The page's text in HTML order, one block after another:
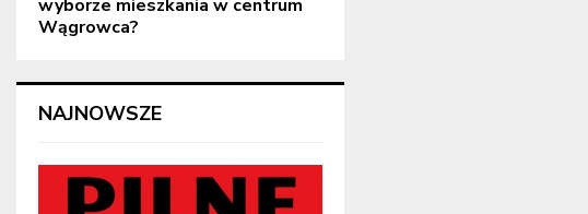
wyborze mieszkania w centrum
Wągrowca?
NAJNOWSZE